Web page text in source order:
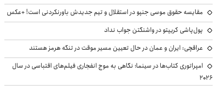
مقایسه حقوق موسی جنپو در استقلال و تیم جدیدش باورنکردنی است! +عکس
پول‌پاشی کریپتو در واشنگتن جواب نداد
عراقچی: ایران و عمان در حال تعیین مسیر موقت در تنگه هرمز هستند
امپراتوری کتاب‌ها در سینما؛ نگاهی به موج انفجاری فیلم‌های اقتباسی در سال
۲۰۲۶